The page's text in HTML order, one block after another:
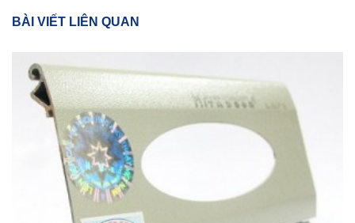
BÀI VIẾT LIÊN QUAN